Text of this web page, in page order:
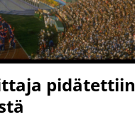
pidätettiin